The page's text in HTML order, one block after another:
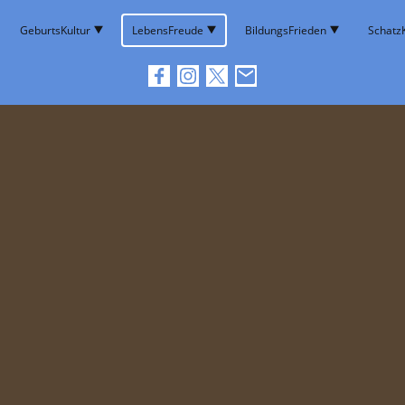
GeburtsKultur LebensFreude BildungsFrieden